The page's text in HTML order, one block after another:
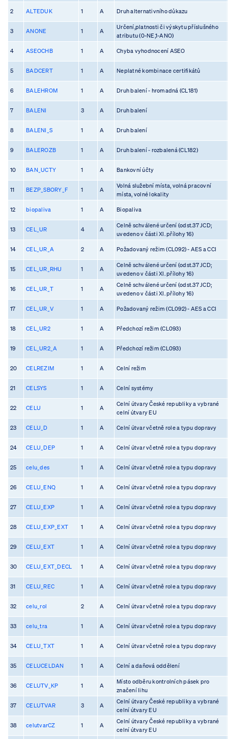
2 ALTEDUK 1 A Druh alternativního důkazu
3 ANONE 1 A
Určení,platnosti či výskytu příslušného
atributu (0-NE,1-ANO)
4 ASEOCHB 1 A Chyba vyhodnocení ASEO
5 BADCERT 1 A Neplatné kombinace certifikátů
6 BALEHROM 1 A Druh balení - hromadná (CL181)
7 BALENI 3 A Druh balení
8 BALENI_S 1 A Druh balení
9 BALEROZB 1 A Druh balení - rozbalená (CL182)
10 BAN_UCTY 1 A Bankovní účty
11 BEZP_SBORY_F 1 A
Volná služební místa, volná pracovní
místa, volné lokality
12 biopaliva 1 A Biopaliva
13 CEL_UR 4 A
Celně schválené určení (odst.37 JCD;
uvedeno v části XI. přílohy 16)
14 CEL_UR_A 2 A Požadovaný režim (CL092) - AES a CCI
15 CEL_UR_RHU 1 A
Celně schválené určení (odst.37 JCD;
uvedeno v části XI. přílohy 16)
16 CEL_UR_T 1 A
Celně schválené určení (odst.37 JCD;
uvedeno v části XI. přílohy 16)
17 CEL_UR_V 1 A Požadovaný režim (CL092) - AES a CCI
18 CEL_UR2 1 A Předchozí režim (CL093)
19 CEL_UR2_A 1 A Předchozí režim (CL093)
20 CELREZIM 1 A Celní režim
21 CELSYS 1 A Celní systémy
22 CELU 1 A
Celní útvary České republiky a vybrané
celní útvary EU
23 CELU_D 1 A Celní útvar včetně role a typu dopravy
24 CELU_DEP 1 A Celní útvar včetně role a typu dopravy
25 celu_des 1 A Celní útvar včetně role a typu dopravy
26 CELU_ENQ 1 A Celní útvar včetně role a typu dopravy
27 CELU_EXP 1 A Celní útvar včetně role a typu dopravy
28 CELU_EXP_EXT 1 A Celní útvar včetně role a typu dopravy
29 CELU_EXT 1 A Celní útvar včetně role a typu dopravy
30 CELU_EXT_DECL 1 A Celní útvar včetně role a typu dopravy
31 CELU_REC 1 A Celní útvar včetně role a typu dopravy
32 celu_rol 2 A Celní útvar včetně role a typu dopravy
33 celu_tra 1 A Celní útvar včetně role a typu dopravy
34 CELU_TXT 1 A Celní útvar včetně role a typu dopravy
35 CELUCELDAN 1 A Celní a daňová oddělení
36 CELUTV_KP 1 A
Místo odběru kontrolních pásek pro
značení lihu
37 CELUTVAR 3 A
Celní útvary České republiky a vybrané
celní útvary EU
38 celutvarCZ 1 A
Celní útvary České republiky a vybrané
celní útvary EU